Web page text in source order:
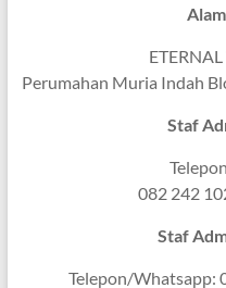
Perumahan Muria Indah
Staf
082 242
Staf
Telepon/Whatsapp: